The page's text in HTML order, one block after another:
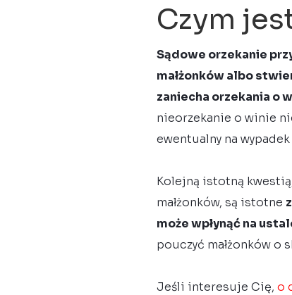
Czym
Sądowe orzekanie
małżonków albo
zaniecha orzekania o
nieorzekanie o winie
ewentualny na
Kolejną istotną
małżonków, są istotne
może wpłynąć na
pouczyć małżonków o
Jeśli interesuje Cię, o